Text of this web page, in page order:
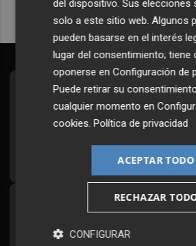
Suscríbete al
Todos los días a primera
Síguenos en
Plaza Podcast, desde
del dispositivo. Sus elecciones
solo a este sitio web. Algunos
pueden basarse en el interés
lugar del consentimiento; tiene
oponerse enConfiguración de
Puede retirar su
cualquier momento en
cookies.Política de privacidad
ACEPTAR TODO
RECHAZAR
CONFIGURAR